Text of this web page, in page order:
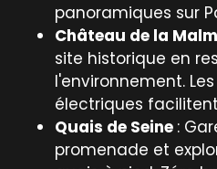
panoramiques sur
Château de la
site historique en
l'environnement.
électriques
Quais de Seine :
promenade et